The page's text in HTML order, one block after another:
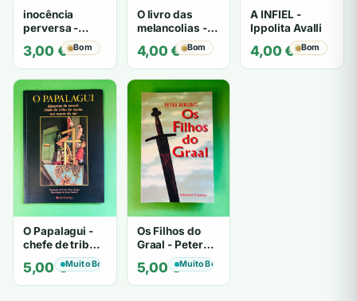
inocência
perversa -
PATRICIA
HIGHSMITH
3,00 € Bom
O livro das
melancolias -
Mantegazza
4,00€ Bom
A INFIEL -
Ippolita Avalli
4,00€ Bom
O Papalagui -
chefe de tribo
de tiavéa
5,00€Muito Bom
Os Filhos do
Graal - Peter
Berling
5,00€Muito Bom